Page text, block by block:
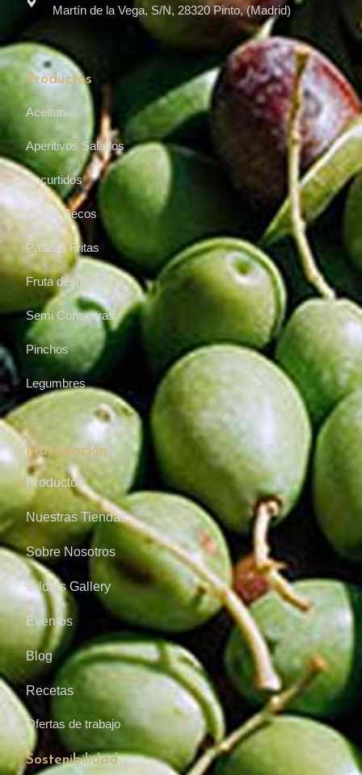
Martín de la Vega, S/N, 28320 Pinto, (Madrid)
Productos
Aceitunas
Aperitivos Salados
Encurtidos
Frutos Secos
Patatas Fritas
Fruta deshidratada
Semi Conservas
Pinchos
Legumbres
Navegación
Productos
Nuestras Tiendas
Sobre Nosotros
Gilda’s Gallery
Eventos
Blog
Recetas
Ofertas de trabajo
Sostenibilidad